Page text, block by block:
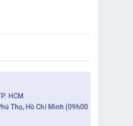
HCM
Thọ, Hồ Chí Minh (09h00